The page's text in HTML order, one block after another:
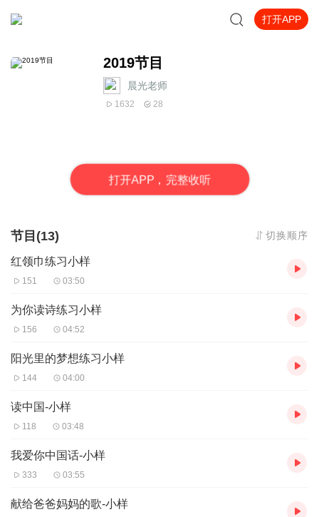
打开APP
2019节目
晨光老师
1632 28
打开APP，完整收听
节目(13) 切换顺序
红领巾练习小样
151 03:50
为你读诗练习小样
156 04:52
阳光里的梦想练习小样
144 04:00
读中国-小样
118 03:48
我爱你中国话-小样
333 03:55
献给爸爸妈妈的歌-小样